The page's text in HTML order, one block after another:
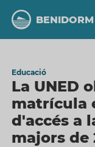
contingut
Educació
La UNED
matrícula
d'accés a
majors de